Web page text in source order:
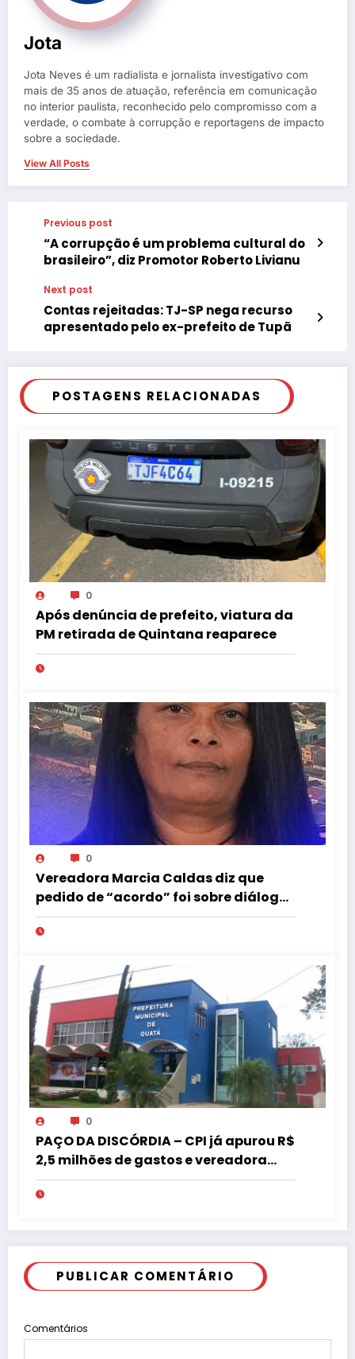
Jota
Jota Neves é um radialista e jornalista investigativo com
mais de 35 anos de atuação, referência em comunicação
no interior paulista, reconhecido pelo compromisso com a
verdade, o combate à corrupção e reportagens de impacto
sobre a sociedade.
View All Posts
Previous post
“A corrupção é um problema cultural do
brasileiro”, diz Promotor Roberto Livianu
Next post
Contas rejeitadas: TJ-SP nega recurso
apresentado pelo ex-prefeito de Tupã
POSTAGENS RELACIONADAS
0
Após denúncia de prefeito, viatura da
PM retirada de Quintana reaparece
0
Vereadora Marcia Caldas diz que
pedido de “acordo” foi sobre diálogo
institucional
0
PAÇO DA DISCÓRDIA – CPI já apurou R$
2,5 milhões de gastos e vereadora
pede “acordo” para aprovar R$ 9,5
milhões
PUBLICAR COMENTÁRIO
Comentários